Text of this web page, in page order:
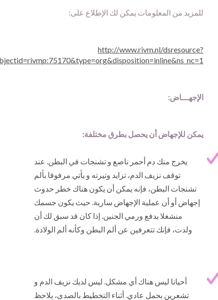
للمزيد من المعلومات يمكن لك الإطلاع على:
http://www.rivm.nl/dsresource?
الإجهـــاض:
يمكن للإجهاض أن يحصل بطرق مختلفة:
يخرج منك دم أحمر ناصع و تشنجات في البطن. عند
توقف نزيف الدم، تزايد وتيرته و يأتي مرفوقا بألم
تشنجات البطن، فإنه يمكن أن يكون هناك خطر حدوث
إجهاض أو أن عملية الإجهاض سارية. حيث يكون جسمك
منشغلا بدفع ورمي الجنين. إذا كان قد سبق لك أن
ولدت، فإنك تتعرفين عن ألم البطن وكأنه ألم الولادة.
أحيانا ليس هناك أي مشكل. ليس لديك نزيف الدم و
تشعرين بحمل عادي. أثناء التخطيط بالصدى، يلاحظ